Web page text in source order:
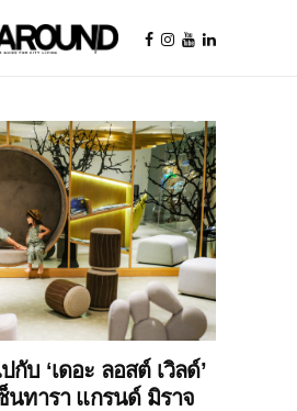
บ ‘เดอะ ลอสต์ เวิลด์’
นทารา แกรนด์ มิราจ